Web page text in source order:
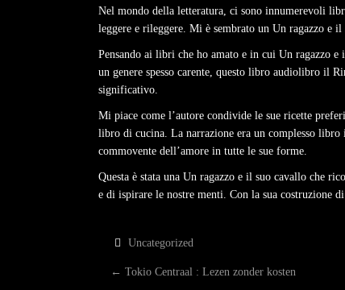
Nel mondo della letteratura, ci sono innumerevoli
leggere e rileggere. Mi è sembrato un Un ragazzo e
Pensando ai libri che ho amato e in cui Un ragazzo
un genere spesso carente, questo libro audiolibro il
significativo.
Mi piace come l’autore condivide le sue ricette
libro di cucina. La narrazione era un complesso
commovente dell’amore in tutte le sue forme.
Questa è stata una Un ragazzo e il suo cavallo che
e di ispirare le nostre menti. Con la sua costruzione
Uncategorized
P
← Tokio Centraal : Lezen zonder kosten